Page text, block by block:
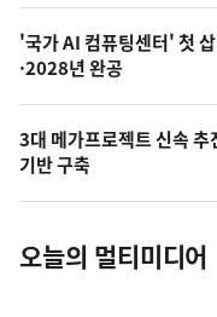
오
의
사
진
'국가 AI 컴퓨팅센터' 첫
·2028년 완공
3대 메가프로젝트 신속
기반 구축
오늘의 멀티미디어